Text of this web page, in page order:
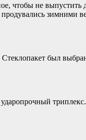
чтобы не выпустить
зимними
был